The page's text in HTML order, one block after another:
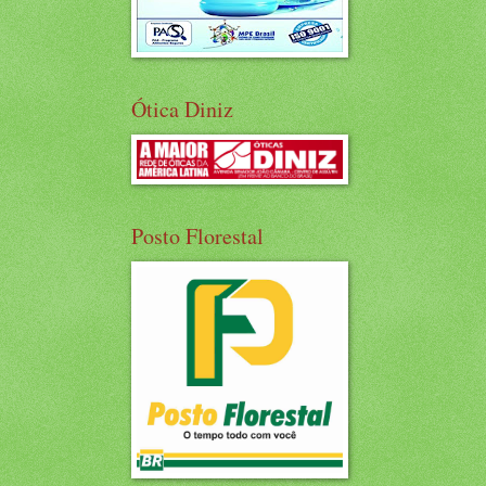
Ótica Diniz
Posto Florestal